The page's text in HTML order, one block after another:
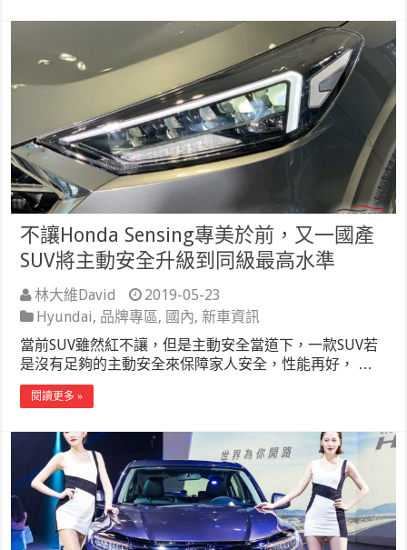
不讓Honda Sensing專美於前，又一國產
SUV將主動安全升級到同級最高水準
林大維David
2019-05-23
Hyundai, 品牌專區, 國內,新車資訊
當前SUV雖然紅不讓，但是主動安全當道下，一款SUV若
是沒有足夠的主動安全來保障家人安全，性能再好， …
閱讀更多 »